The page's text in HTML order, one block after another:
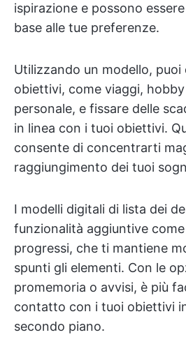
ispirazione e possono
base alle tue preferenze.
Utilizzando un modello, puoi
obiettivi, come viaggi,
personale, e fissare delle
in linea con i tuoi obiettivi.
consente di concentrarti
raggiungimento dei tuoi
I modelli digitali di lista dei
funzionalità aggiuntive
progressi, che ti mantiene
spunti gli elementi. Con le
promemoria o avvisi, è più
contatto con i tuoi obiettivi
secondo piano.